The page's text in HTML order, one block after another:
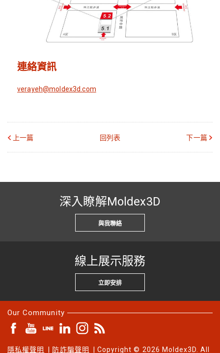
連絡資訊
verayeh@moldex3d.com
上一篇 回列表 下一篇
深入瞭解Moldex3D
與我聯絡
線上展示服務
立即安排
Our Community
隱私權聲明 防詐騙聲明 | Copyright © 2026 Moldex3D. All